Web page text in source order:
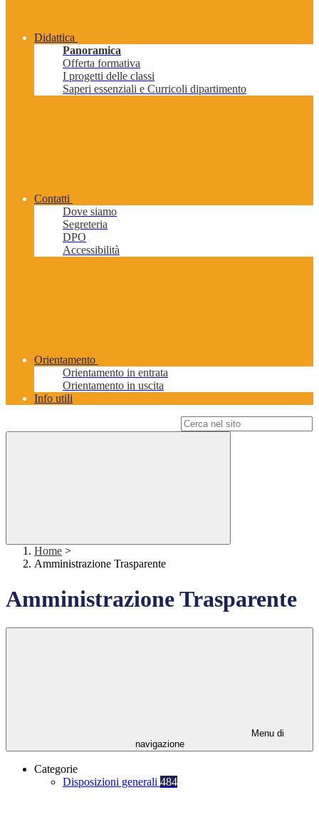
Didattica
Panoramica
Offerta formativa
I progetti delle classi
Saperi essenziali e Curricoli dipartimento
Contatti
Dove siamo
Segreteria
DPO
Accessibilità
Orientamento
Orientamento in entrata
Orientamento in uscita
Info utili
Home >
Amministrazione Trasparente
Amministrazione Trasparente
Menu di
navigazione
Categorie
Disposizioni generali 484